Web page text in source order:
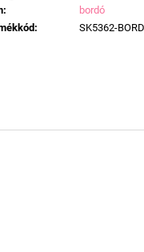
:
bordó
: SK5362-